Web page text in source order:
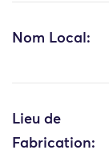
Nom Local:
Lieu de
Fabrication: